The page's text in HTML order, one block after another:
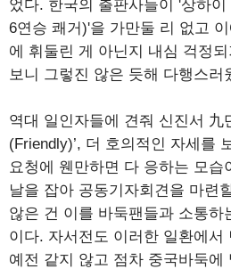
었다. 한국의 출판사들이 '상하
6연승 쾌거)'을 가만둘 리 없고
에 휘둘린 게 아닌지 내심 걱정
보니 그렇진 않은 듯해 다행스러
역대 일인자들에 견줘 신진서 九
(Friendly)’, 더 호의적인 자세를
요청에 웬만하면 다 응하는 모습
날을 잡아 공동기자회견을 마련
않은 건 이를 바둑팬들과 소통하
이다. 자서전도 이러한 일환에서
예전 같지 않고 점차 중국바둑에